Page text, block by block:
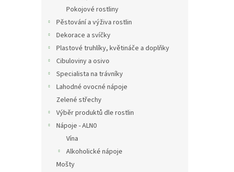
Pokojové rostliny
Pěstování a výživa rostlin
Dekorace a svíčky
Plastové truhlíky, květináče a doplňky
Cibuloviny a osivo
Specialista na trávníky
Lahodné ovocné nápoje
Zelené střechy
Výběr produktů dle rostlin
Nápoje - ALN0
Vína
Alkoholické nápoje
Mošty